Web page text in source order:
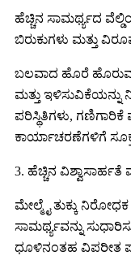
ಹೆಚ್ಚಿನ ಸಾಮರ್ಥ್ಯದ
ಬಿರುಕುಗಳು ಮತ್ತು
ಬಲವಾದ ಹೊರೆ
ಮತ್ತು
ಪರಿಸ್ಥಿತಿಗಳು,
ಕಾರ್ಯಾಚರಣೆಗಳಿಗೆ
3. ಹೆಚ್ಚಿನ
ಮೇಲ್ಮೈ ತುಕ್ಕು
ಸಾಮರ್ಥ್ಯವನ್ನು
ಧೂಳಿನಂತಹ ವಿಪರೀತ